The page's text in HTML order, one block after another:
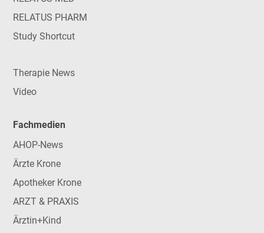
RELATUS PHARM
Study Shortcut
Therapie News
Video
Fachmedien
AHOP-News
Ärzte Krone
Apotheker Krone
ARZT & PRAXIS
Ärztin+Kind